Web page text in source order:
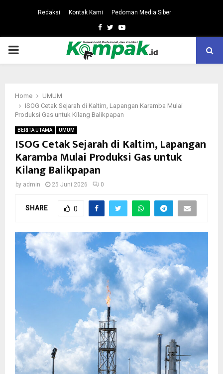
Redaksi Kontak Kami Pedoman Media Siber
Facebook
TwitterYoutube
PRIMARY
Home
UMUM
ISOG Cetak Sejarah di Kaltim, Lapangan Karamba Mulai
Produksi Gas untuk Kilang Balikpapan
BERITA UTAMA UMUM
ISOG Cetak Sejarah di Kaltim, Lapangan
Karamba Mulai Produksi Gas untuk
Kilang Balikpapan
by admin 25 Juni 2026 0
SHARE 0